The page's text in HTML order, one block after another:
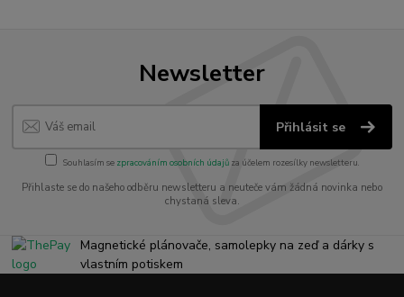
Newsletter
Přihlásit se
Souhlasím se zpracováním osobních údajůza účelem rozesílky newsletteru.
Přihlaste se do našeho odběru newsletteru a neuteče vám žádná novinka nebo
chystaná sleva.
Magnetické plánovače, samolepky na zeď a dárky s
vlastním potiskem